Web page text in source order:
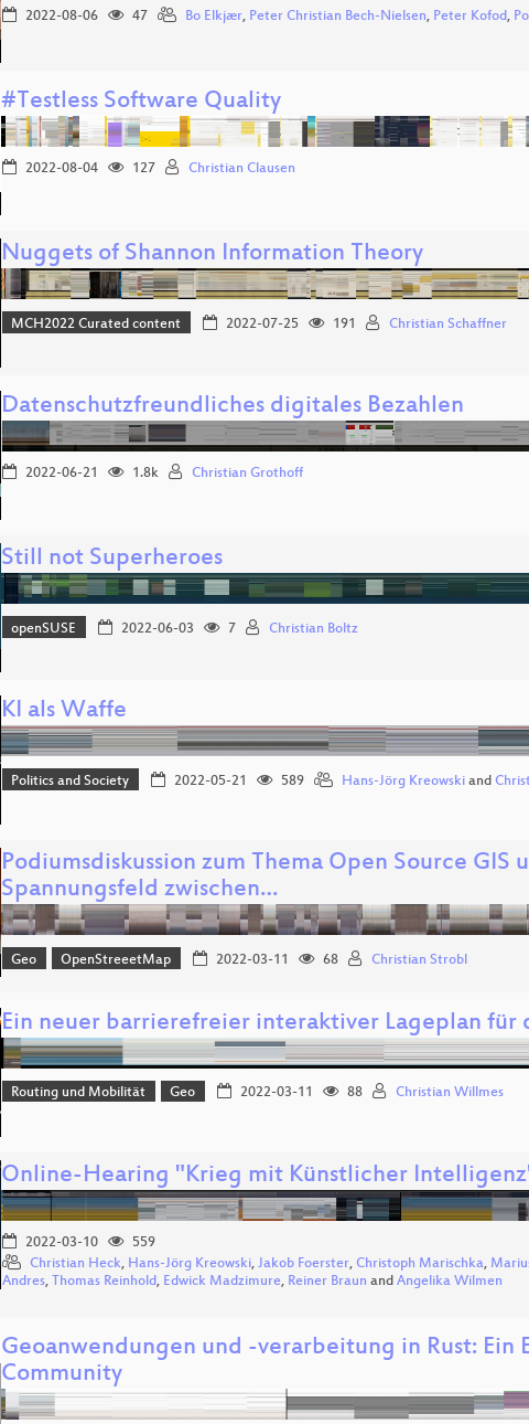
2022-08-06 47 Bo Elkjær, Peter Christian Bech-Nielsen, Peter Kofod,
#Testless Software Quality
2022-08-04 127 Christian Clausen
Nuggets of Shannon Information Theory
MCH2022 Curated content 2022-07-25 191 Christian Schaffner
Datenschutzfreundliches digitales Bezahlen
2022-06-21 1.8k Christian Grothoff
Still not Superheroes
openSUSE 2022-06-03 7 Christian Boltz
KI als Waffe
Politics and Society 2022-05-21 589 Hans-Jörg Kreowskiand
Podiumsdiskussion zum Thema Open Source GIS
Spannungsfeld zwischen…
Geo OpenStreeetMap 2022-03-11 68 Christian Strobl
Ein neuer barrierefreier interaktiver Lageplan für
Routing und Mobilität Geo 2022-03-11 88 Christian Willmes
Online-Hearing "Krieg mit Künstlicher
2022-03-10
559
Christian Heck, Hans-Jörg Kreowski, Jakob Foerster, Christoph Marischka,
Andres, Thomas Reinhold, Edwick Madzimure, Reiner Braun and Angelika Wilmen
Geoanwendungen und -verarbeitung in Rust: Ein
Community